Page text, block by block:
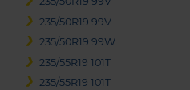
235/50R19 99V
235/50R19 99W
235/55R19 101T
235/55R19 101T